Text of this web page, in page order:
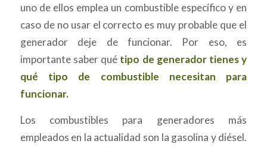
uno de ellos emplea un combustible específico y en
caso de no usar el correcto es muy probable que el
generador deje de funcionar. Por eso, es
importante saber qué tipo de generador tienes y
qué tipo de combustible necesitan para
funcionar.
Los combustibles para generadores más
empleados en la actualidad son la gasolina y diésel.